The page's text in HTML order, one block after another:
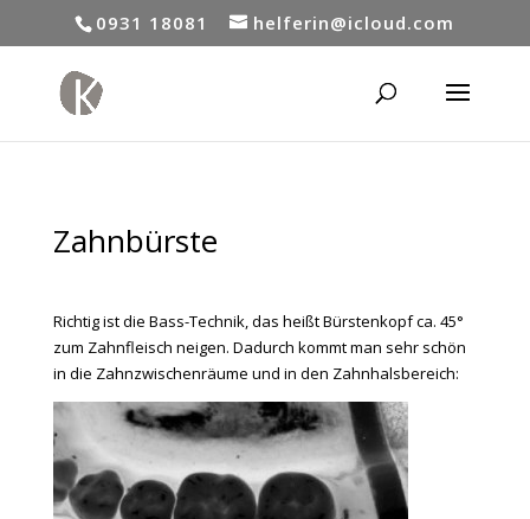
0931 18081 helferin@icloud.com
Zahnbürste
Richtig ist die Bass-Technik, das heißt Bürstenkopf ca. 45°
zum Zahnfleisch neigen. Dadurch kommt man sehr schön
in die Zahnzwischenräume und in den Zahnhalsbereich: